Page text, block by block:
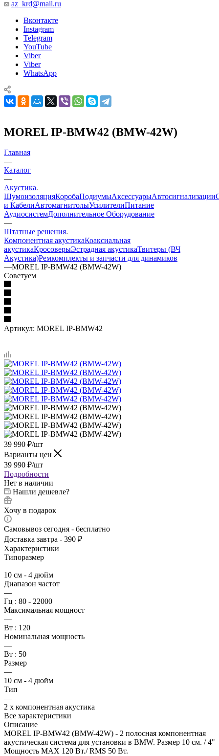
az_krd@mail.ru
Вконтакте
Instagram
Telegram
YouTube
Viber
Viber
WhatsApp
MOREL IP-BMW42 (BMW-42W)
Главная
—
Каталог
—
Акустика
ШумоизоляцияКоробаПодиумыАксессуарыАвтосигнализации
и КабелиАвтомагнитолыУсилителиПитание
АудиосистемДополнительное Оборудование
—
Штатные решения
Компонентная акустикаКоаксиальная
акустикаКросоверыЭстрадная акустикаТвитеры (ВЧ
Акустика)Ремкомплекты и запчасти для динамиков
—MOREL IP-BMW42 (BMW-42W)
Советуем
Артикул: MOREL IP-BMW42
39 990 ₽/шт
Варианты цен
39 990 ₽/шт
Подробности
Нет в наличии
Нашли дешевле?
Хочу в подарок
Самовывоз сегодня - бесплатно
Доставка завтра - 390 ₽
Характеристики
Типоразмер
—
10 см - 4 дюйм
Диапазон частот
—
Гц : 80 - 22000
Максимальная мощност
—
Вт : 120
Номинальная мощность
—
Вт : 50
Размер
—
10 см - 4 дюйм
Тип
—
2 х компонентная акустика
Все характеристики
Описание
MOREL IP-BMW42 (BMW-42W) - 2 полосная компонентная
акустическая система для установки в BMW. Размер 10 см. / 4"
Мощность MAX 120 Вт./ RMS 50 Вт.